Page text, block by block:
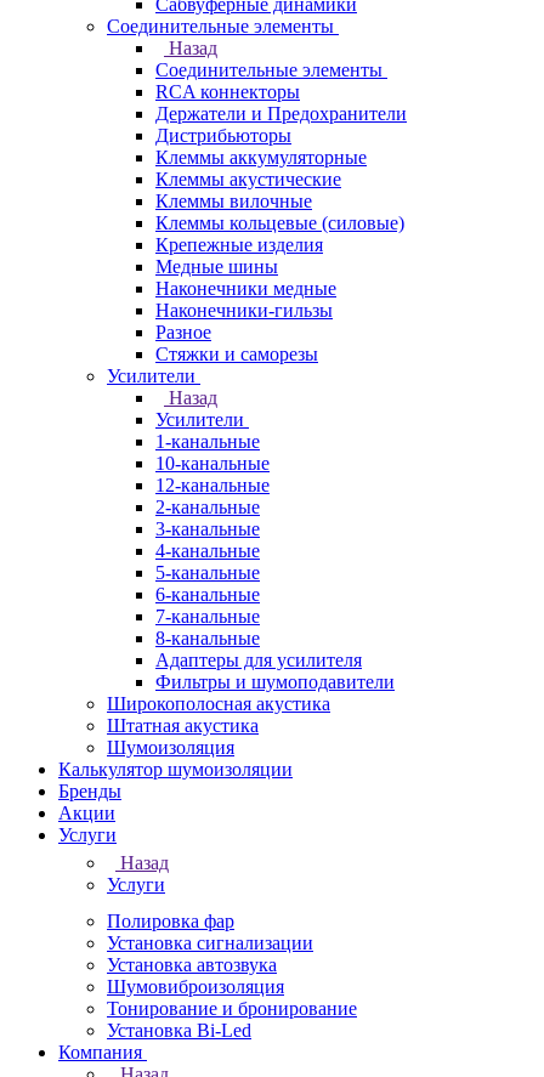
Сабвуферные динамики
Соединительные элементы
Назад
Соединительные элементы
RCA коннекторы
Держатели и Предохранители
Дистрибьюторы
Клеммы аккумуляторные
Клеммы акустические
Клеммы вилочные
Клеммы кольцевые (силовые)
Крепежные изделия
Медные шины
Наконечники медные
Наконечники-гильзы
Разное
Стяжки и саморезы
Усилители
Назад
Усилители
1-канальные
10-канальные
12-канальные
2-канальные
3-канальные
4-канальные
5-канальные
6-канальные
7-канальные
8-канальные
Адаптеры для усилителя
Фильтры и шумоподавители
Широкополосная акустика
Штатная акустика
Шумоизоляция
Калькулятор шумоизоляции
Бренды
Акции
Услуги
Назад
Услуги
Полировка фар
Установка сигнализации
Установка автозвука
Шумовиброизоляция
Тонирование и бронирование
Установка Bi-Led
Компания